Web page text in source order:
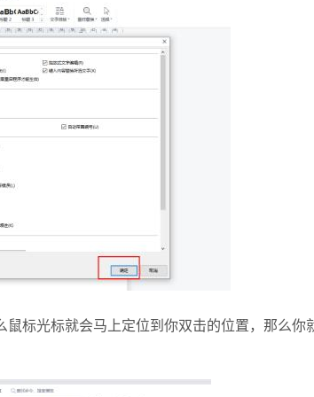
标光标就会马上定位到你双击的位置，那么你